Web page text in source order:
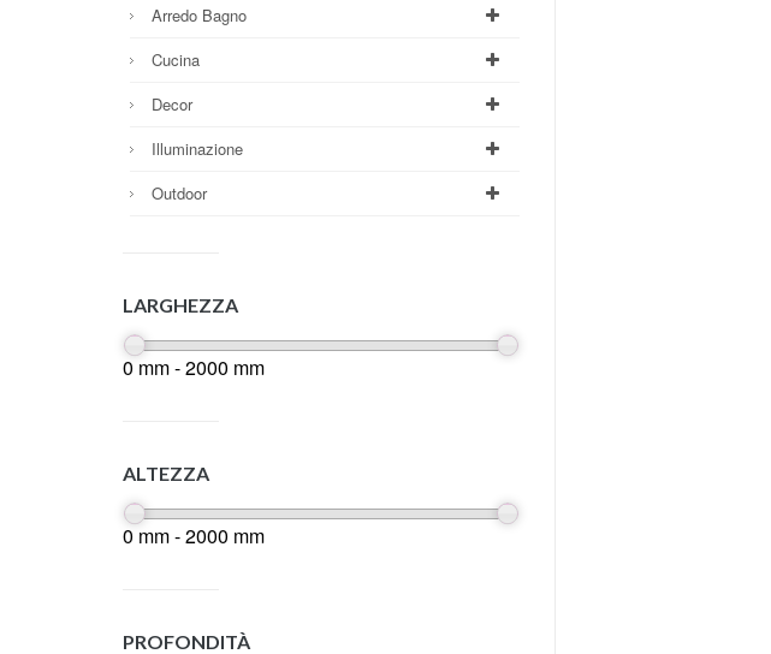
Arredo Bagno
Cucina
Decor
Illuminazione
Outdoor
LARGHEZZA
0 mm - 2000 mm
ALTEZZA
0 mm - 2000 mm
PROFONDITÀ